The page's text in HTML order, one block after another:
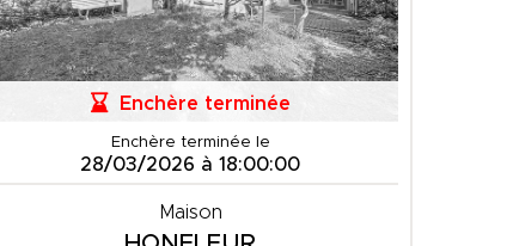
Enchère terminée
Enchère terminée le
28/03/2026 à 18:00:00
Maison